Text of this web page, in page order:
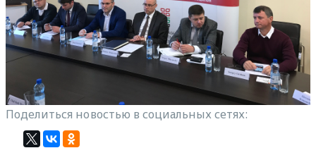
Поделиться новостью в социальных сетях: